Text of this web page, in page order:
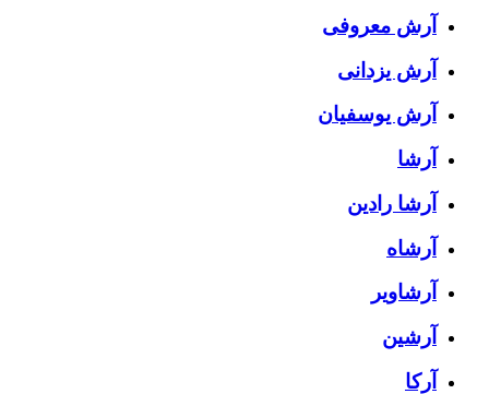
آرش معروفی
آرش یزدانی
آرش یوسفیان
آرشا
آرشا رادین
آرشاه
آرشاویر
آرشین
آرکا